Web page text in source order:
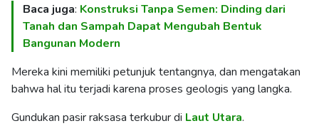
Baca juga: Konstruksi Tanpa Semen: Dinding dari
Tanah dan Sampah Dapat Mengubah Bentuk
Bangunan Modern
Mereka kini memiliki petunjuk tentangnya, dan mengatakan
bahwa hal itu terjadi karena proses geologis yang langka.
Gundukan pasir raksasa terkubur di Laut Utara.